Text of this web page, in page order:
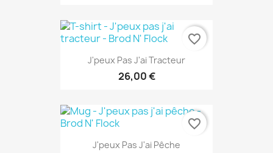
J'peux Pas J'ai Tracteur
26,00 €
favorite_border
J'peux Pas J'ai Pêche
favorite_border